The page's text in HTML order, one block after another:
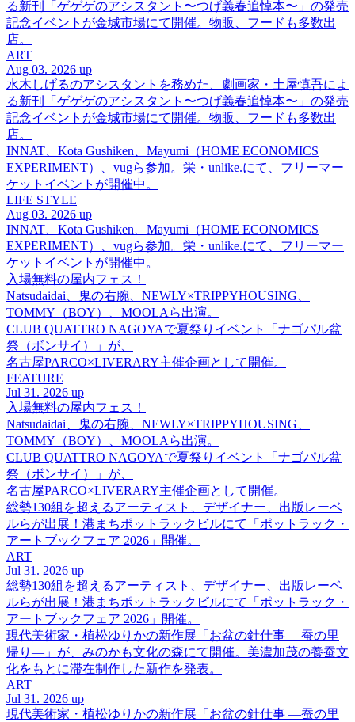
る新刊「ゲゲゲのアシスタント〜つげ義春追悼本〜」の発売
記念イベントが金城市場にて開催。物販、フードも多数出
店。
ART
Aug 03. 2026 up
水木しげるのアシスタントを務めた、劇画家・土屋慎吾によ
る新刊「ゲゲゲのアシスタント〜つげ義春追悼本〜」の発売
記念イベントが金城市場にて開催。物販、フードも多数出
店。
INNAT、Kota Gushiken、Mayumi（HOME ECONOMICS
EXPERIMENT）、vugら参加。栄・unlike.にて、フリーマー
ケットイベントが開催中。
LIFE STYLE
Aug 03. 2026 up
INNAT、Kota Gushiken、Mayumi（HOME ECONOMICS
EXPERIMENT）、vugら参加。栄・unlike.にて、フリーマー
ケットイベントが開催中。
入場無料の屋内フェス！
Natsudaidai、鬼の右腕、NEWLY×TRIPPYHOUSING、
TOMMY（BOY）、MOOLAら出演。
CLUB QUATTRO NAGOYAで夏祭りイベント「ナゴパル盆
祭（ボンサイ）」が、
名古屋PARCO×LIVERARY主催企画として開催。
FEATURE
Jul 31. 2026 up
入場無料の屋内フェス！
Natsudaidai、鬼の右腕、NEWLY×TRIPPYHOUSING、
TOMMY（BOY）、MOOLAら出演。
CLUB QUATTRO NAGOYAで夏祭りイベント「ナゴパル盆
祭（ボンサイ）」が、
名古屋PARCO×LIVERARY主催企画として開催。
総勢130組を超えるアーティスト、デザイナー、出版レーベ
ルらが出展！港まちポットラックビルにて「ポットラック・
アートブックフェア 2026」開催。
ART
Jul 31. 2026 up
総勢130組を超えるアーティスト、デザイナー、出版レーベ
ルらが出展！港まちポットラックビルにて「ポットラック・
アートブックフェア 2026」開催。
現代美術家・植松ゆりかの新作展「お盆の針仕事 ―蚕の里
帰り―」が、みのかも文化の森にて開催。美濃加茂の養蚕文
化をもとに滞在制作した新作を発表。
ART
Jul 31. 2026 up
現代美術家・植松ゆりかの新作展「お盆の針仕事 ―蚕の里